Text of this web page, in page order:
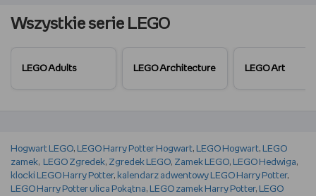
Wszystkie serie LEGO
LEGO Adults LEGO Architecture LEGO Art
Hogwart LEGO, LEGO Harry Potter Hogwart, LEGO Hogwart, LEGO
zamek, LEGO Zgredek, Zgredek LEGO, Zamek LEGO, LEGO Hedwiga,
klocki LEGO Harry Potter, kalendarz adwentowy LEGO Harry Potter,
LEGO Harry Potter ulica Pokątna, LEGO zamek Harry Potter, LEGO